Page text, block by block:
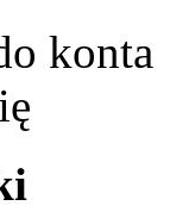
konta